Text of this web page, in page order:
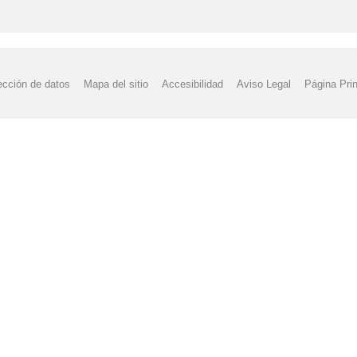
de datos Mapa del sitio Accesibilidad Aviso Legal Página